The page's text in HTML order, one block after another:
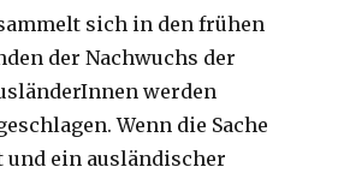
sich in den frühen
der Nachwuchs der
werden
Wenn die Sache
und ein ausländischer